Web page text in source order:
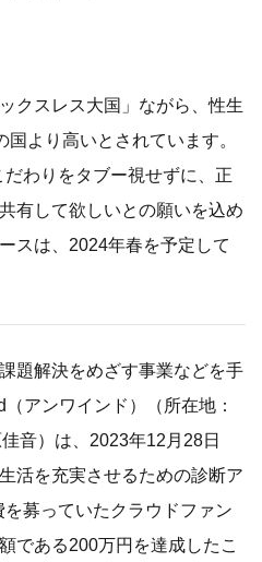
クスレス大国」ながら、性生
国より高いとされています。
だわりをタブー視せずに、正
有して欲しいとの願いを込め
スは、2024年春を予定して
題解決をめざす事業などを手
アンワインド）（所在地：
音）は、2023年12月28日
活を充実させるための診断ア
募っていたクラウドファン
である200万円を達成したこ